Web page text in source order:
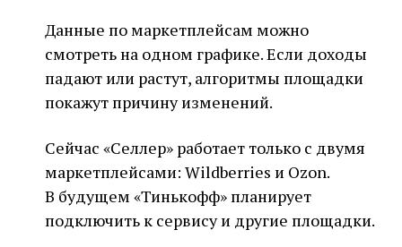
Данные по маркетплейсам можно
смотреть на одном графике. Если доходы
падают или растут, алгоритмы площадки
покажут причину изменений.
Сейчас «Селлер» работает только с двумя
маркетплейсами: Wildberries и Ozon.
В будущем «Тинькофф» планирует
подключить к сервису и другие площадки.